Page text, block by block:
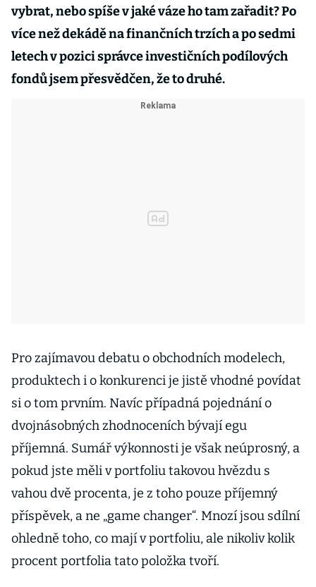
vybrat, nebo spíše v jaké váze ho tam zařadit? Po
více než dekádě na finančních trzích a po sedmi
letech v pozici správce investičních podílových
fondů jsem přesvědčen, že to druhé.
Pro zajímavou debatu o obchodních modelech,
produktech i o konkurenci je jistě vhodné povídat
si o tom prvním. Navíc případná pojednání o
dvojnásobných zhodnoceních bývají egu
příjemná. Sumář výkonnosti je však neúprosný, a
pokud jste měli v portfoliu takovou hvězdu s
vahou dvě procenta, je z toho pouze příjemný
příspěvek, a ne „game changer“. Mnozí jsou sdílní
ohledně toho, co mají v portfoliu, ale nikoliv kolik
procent portfolia tato položka tvoří.